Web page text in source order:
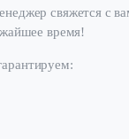
свяжется с
время!